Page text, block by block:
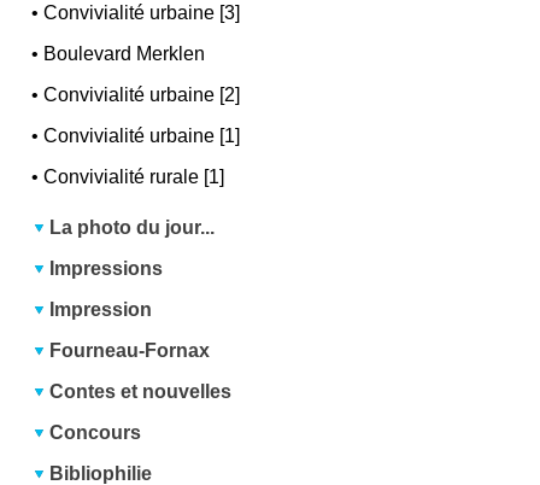
•Convivialité urbaine [3]
• Boulevard Merklen
•Convivialité urbaine [2]
•Convivialité urbaine [1]
•Convivialité rurale [1]
La photo du jour...
Impressions
Impression
Fourneau-Fornax
Contes et nouvelles
Concours
Bibliophilie